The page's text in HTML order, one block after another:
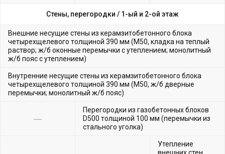
Стены, перегородки / 1-ый и 2-ой этаж
Внешние несущие стены из керамзитобетонного блока
четырехщелевого толщиной 390 мм (М50, кладка на теплый
раствор; ж/б оконные перемычки с утеплением; монолитный
ж/б пояс с утеплением)
Внутренние несущие стены из керамзитобетонного блока
четырехщелевого толщиной 390 мм (М50, ж/б дверные
перемычки; монолитный ж/б пояс)
Перегородки из газобетонных блоков
D500 толщиной 100 мм (перемычки из
стального уголка)
Утепление